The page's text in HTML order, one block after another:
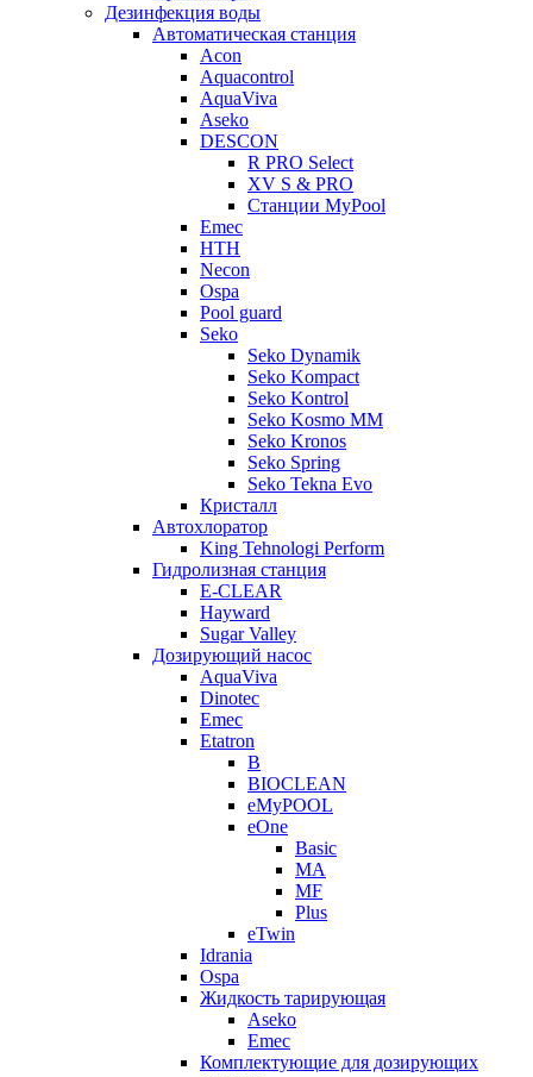
Дезинфекция воды
Автоматическая станция
Acon
Aquacontrol
AquaViva
Aseko
DESCON
R PRO Select
XV S & PRO
Станции MyPool
Emec
HTH
Necon
Ospa
Pool guard
Seko
Seko Dynamik
Seko Kompact
Seko Kontrol
Seko Kosmo MM
Seko Kronos
Seko Spring
Seko Tekna Evo
Кристалл
Автохлоратор
King Tehnologi Perform
Гидролизная станция
E-CLEAR
Hayward
Sugar Valley
Дозирующий насос
AquaViva
Dinotec
Emec
Etatron
B
BIOCLEAN
eMyPOOL
eOne
Basic
MA
MF
Plus
eTwin
Idrania
Ospa
Жидкость тарирующая
Aseko
Emec
Комплектующие для дозирующих